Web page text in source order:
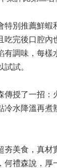
別推薦鮮
吃完後口腔
有調味，每
試。
傳授了一招
冷水降溫再
夯美食，真
何禮森說，